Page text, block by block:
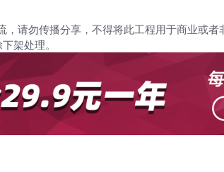
请勿传播分享，不得将此工程用于商业或
架处理。